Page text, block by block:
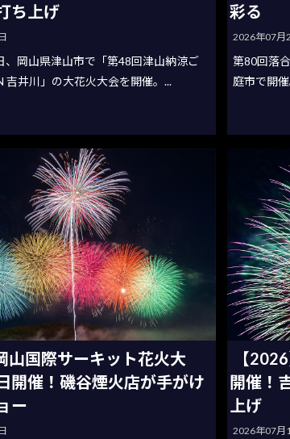
ち上げ
、岡山県津山市で「第48回津山納涼ご
吉井川」の大花火大会を開催。...
彩る
2026年07月
第80回落
庭市で開
山国際サーキット花火大
開催！磯谷煙火店が手がけ
ー
【
開催！
上げ
2026年07月